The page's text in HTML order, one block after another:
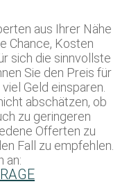
aus Ihrer Nähe
Chance, Kosten
sich die sinnvollste
Sie den Preis für
Geld einsparen.
abschätzen, ob
zu geringeren
Offerten zu
Fall zu empfehlen.
an: